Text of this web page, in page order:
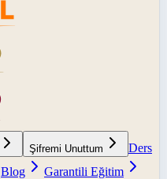
Şifremi Unuttum
Ders
Blog
Garantili Eğitim